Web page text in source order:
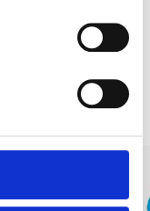
bought